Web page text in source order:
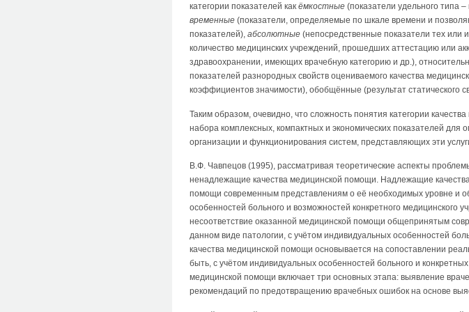
категории показателей как ёмкостные (показатели удельного типа
временные (показатели, определяемые по шкале времени и
показателей), абсолютные (непосредственные показатели тех
количество медицинских учреждений, прошедших аттестацию или
здравоохранении, имеющих врачебную категорию и др.),
показателей разнородных свойств оцениваемого качества
коэффициентов значимости), обобщённые (результат статического
Таким образом, очевидно, что сложность понятия категории
набора комплексных, компактных и экономических показателей для
организации и функционирования систем, представляющих эти
В.Ф. Чавпецов (1995), рассматривая теоретические аспекты
ненадлежащие качества медицинской помощи. Надлежащие
помощи современным представлениям о её необходимых уровне и
особенностей больного и возможностей конкретного
несоответствие оказанной медицинской помощи общепринятым
данном виде патологии, с учётом индивидуальных особенностей
качества медицинской помощи основывается на сопоставлении
быть, с учётом индивидуальных особенностей больного и
медицинской помощи включает три основных этапа: выявление
рекомендаций по предотвращению врачебных ошибок на основе